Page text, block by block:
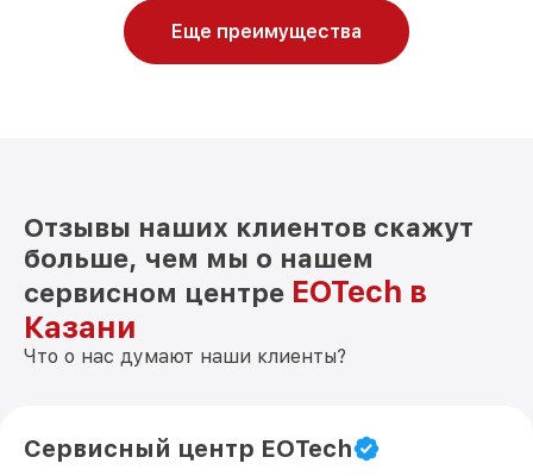
Еще преимущества
Отзывы наших клиентов скажут
больше, чем мы о нашем
сервисном центре EOTech в
Казани
Что о нас думают наши клиенты?
Сервисный центр EOTech